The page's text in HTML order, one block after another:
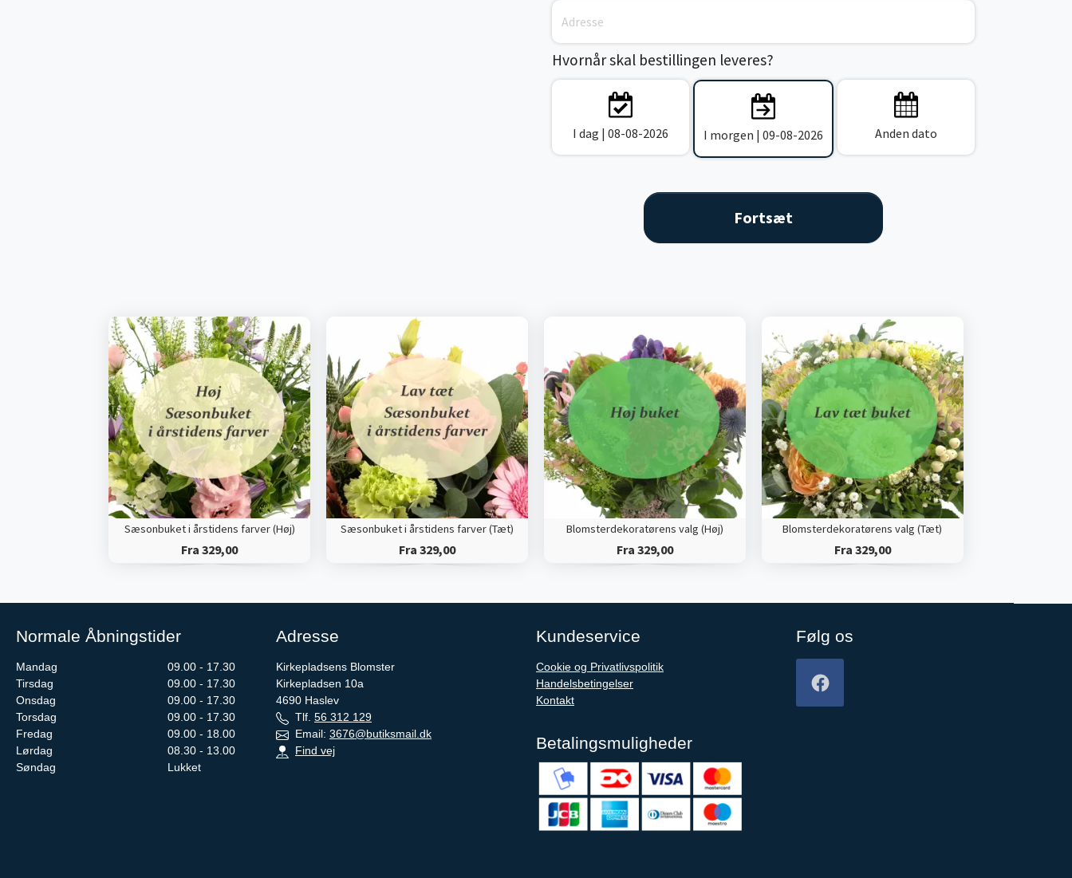
Hvornår skal bestillingen leveres?
I dag | 08-08-2026 I morgen | 09-08-2026 Anden dato
Sæsonbuket i årstidens farver (Høj)
Fra 329,00
Sæsonbuket i årstidens farver (Tæt)
Fra 329,00
Blomsterdekoratørens valg (Høj)
Fra 329,00
Blomsterdekoratørens valg (Tæt)
Fra 329,00
Normale Åbningstider
Mandag
09.00 - 17.30
Tirsdag
09.00 - 17.30
Onsdag
09.00 - 17.30
Torsdag
09.00 - 17.30
Fredag
09.00 - 18.00
Lørdag
08.30 - 13.00
Søndag
Lukket
Adresse
Kirkepladsens Blomster
Kirkepladsen 10a
4690 Haslev
Tlf. 56 312 129
Email: 3676@butiksmail.dk
Find vej
Kundeservice
Cookie og Privatlivspolitik
Handelsbetingelser
Kontakt
Betalingsmuligheder
Følg os